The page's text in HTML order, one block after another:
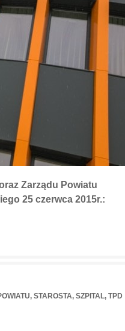
Zarządu Powiatu
25 czerwca 2015r.:
, STAROSTA, SZPITAL, TPD